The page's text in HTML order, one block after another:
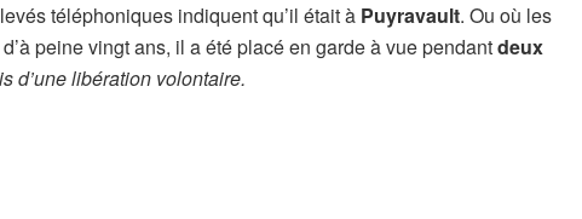
téléphoniques indiquent qu’il était à Puyravault. Ou où les
peine vingt ans, il a été placé en garde à vue pendantdeux
d’une libération volontaire.